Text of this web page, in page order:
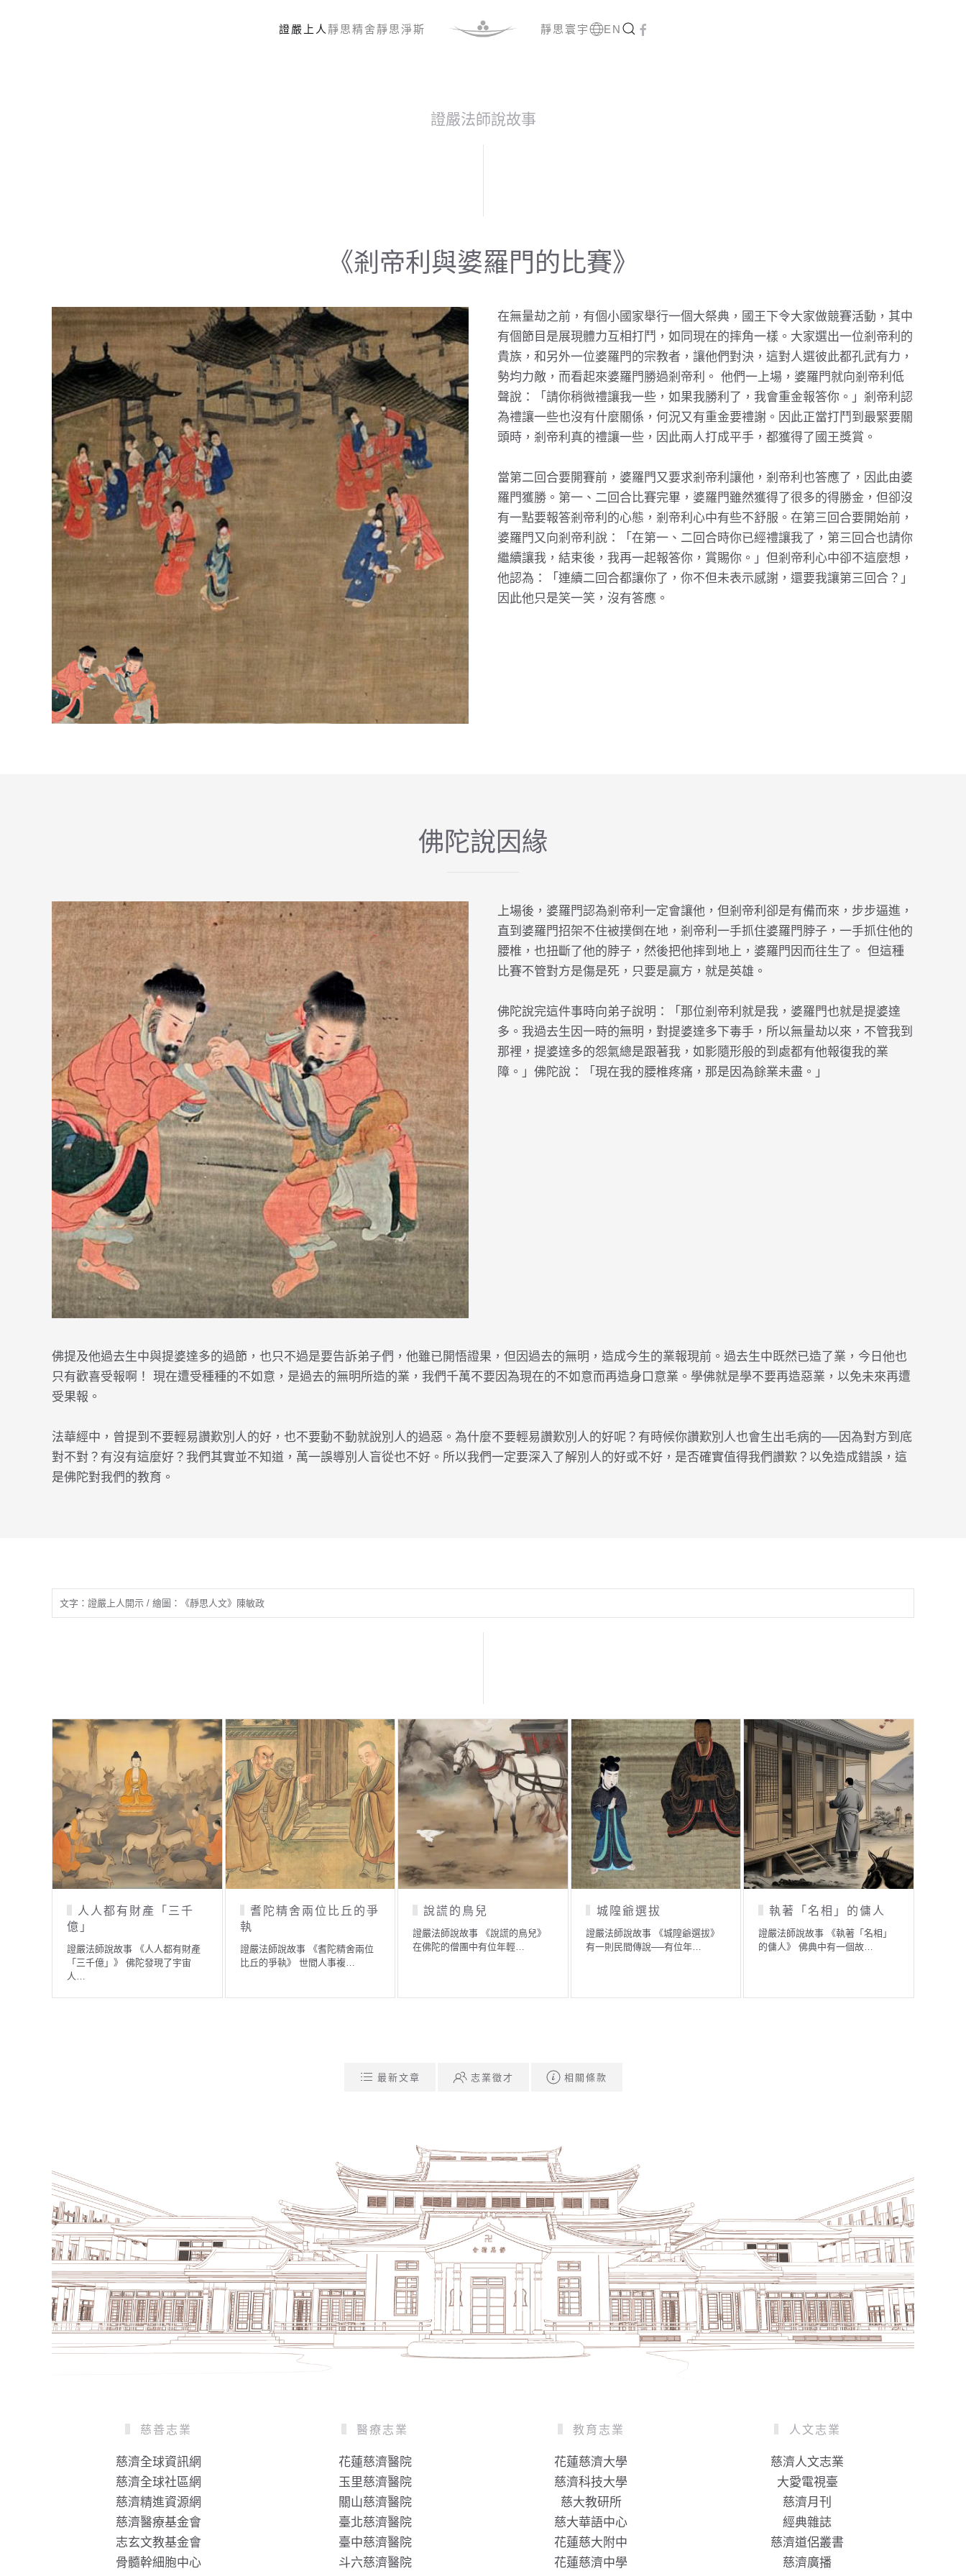
證嚴上人 靜思精舍靜思淨斯 靜思寰宇 EN
證嚴法師說故事
《剎帝利與婆羅門的比賽》
在無量劫之前，有個小國家舉行一個大祭典，國王下令大家做競賽活動，其中
有個節目是展現體力互相打鬥，如同現在的摔角一樣。大家選出一位剎帝利的
貴族，和另外一位婆羅門的宗教者，讓他們對決，這對人選彼此都孔武有力，
勢均力敵，而看起來婆羅門勝過剎帝利。 他們一上場，婆羅門就向剎帝利低
聲說：「請你稍微禮讓我一些，如果我勝利了，我會重金報答你。」剎帝利認
為禮讓一些也沒有什麼關係，何況又有重金要禮謝。因此正當打鬥到最緊要關
頭時，剎帝利真的禮讓一些，因此兩人打成平手，都獲得了國王獎賞。
當第二回合要開賽前，婆羅門又要求剎帝利讓他，剎帝利也答應了，因此由婆
羅門獲勝。第一、二回合比賽完畢，婆羅門雖然獲得了很多的得勝金，但卻沒
有一點要報答剎帝利的心態，剎帝利心中有些不舒服。在第三回合要開始前，
婆羅門又向剎帝利說：「在第一、二回合時你已經禮讓我了，第三回合也請你
繼續讓我，結束後，我再一起報答你，賞賜你。」但剎帝利心中卻不這麼想，
他認為：「連續二回合都讓你了，你不但未表示感謝，還要我讓第三回合？」
因此他只是笑一笑，沒有答應。
佛陀說因緣
上場後，婆羅門認為剎帝利一定會讓他，但剎帝利卻是有備而來，步步逼進，
直到婆羅門招架不住被撲倒在地，剎帝利一手抓住婆羅門脖子，一手抓住他的
腰椎，也扭斷了他的脖子，然後把他摔到地上，婆羅門因而往生了。 但這種
比賽不管對方是傷是死，只要是贏方，就是英雄。
佛陀說完這件事時向弟子說明：「那位剎帝利就是我，婆羅門也就是提婆達
多。我過去生因一時的無明，對提婆達多下毒手，所以無量劫以來，不管我到
那裡，提婆達多的怨氣總是跟著我，如影隨形般的到處都有他報復我的業
障。」佛陀說：「現在我的腰椎疼痛，那是因為餘業未盡。」
佛提及他過去生中與提婆達多的過節，也只不過是要告訴弟子們，他雖已開悟證果，但因過去的無明，造成今生的業報現前。過去生中既然已造了業，今日他也
只有歡喜受報啊！ 現在遭受種種的不如意，是過去的無明所造的業，我們千萬不要因為現在的不如意而再造身口意業。學佛就是學不要再造惡業，以免未來再遭
受果報。
法華經中，曾提到不要輕易讚歎別人的好，也不要動不動就說別人的過惡。為什麼不要輕易讚歎別人的好呢？有時候你讚歎別人也會生出毛病的──因為對方到底
對不對？有沒有這麼好？我們其實並不知道，萬一誤導別人盲從也不好。所以我們一定要深入了解別人的好或不好，是否確實值得我們讚歎？以免造成錯誤，這
是佛陀對我們的教育。
文字：證嚴上人開示 / 繪圖：《靜思人文》陳敏政
耆陀精舍兩位比丘的爭
證嚴法師說故事 《耆陀精舍兩位
比丘的爭執》 世間人事複…
說謊的鳥兒
證嚴法師說故事 《說謊的鳥兒》
在佛陀的僧團中有位年輕…
城隍爺選拔
證嚴法師說故事 《城隍爺選拔》
有一則民間傳說──有位年…
執著「名相」的傭人
證嚴法師說故事 《執著「名相」
的傭人》 佛典中有一個故…
貧苦夫妻中秋賞月
證嚴法師說故事 《貧苦夫妻中秋
賞月》 有一對貧苦夫妻，…
證嚴法師說故事 《虔
最新文章 志業徵才 相關條款
慈善志業
慈濟全球資訊網
慈濟全球社區網
慈濟精進資源網
慈濟醫療基金會
志玄文教基金會
骨髓幹細胞中心
醫療志業
花蓮慈濟醫院
玉里慈濟醫院
關山慈濟醫院
臺北慈濟醫院
臺中慈濟醫院
斗六慈濟醫院
教育志業
花蓮慈濟大學
慈濟科技大學
慈大教研所
慈大華語中心
花蓮慈大附中
花蓮慈濟中學
人文志業
慈濟人文志業
大愛電視臺
慈濟月刊
經典雜誌
慈濟道侶叢書
慈濟廣播